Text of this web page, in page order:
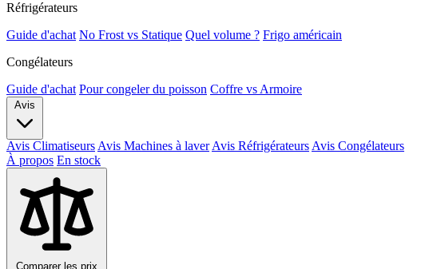
Réfrigérateurs
Guide d'achat No Frost vs Statique Quel volume ? Frigo américain
Congélateurs
Guide d'achat Pour congeler du poisson Coffre vs Armoire
Avis Climatiseurs Avis Machines à laver Avis Réfrigérateurs Avis Congélateurs
À propos En stock